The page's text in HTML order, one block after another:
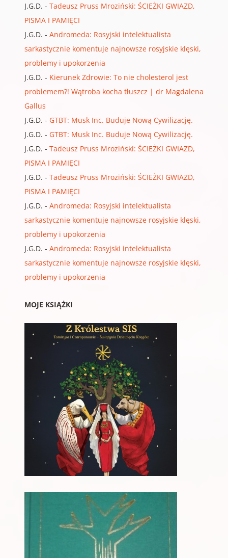
J.G.D. - Tadeusz Pruss Mroziński: ŚCIEŻKI GWIAZD,
PISMA I PAMIĘCI
J.G.D. - Andromeda: Rosyjski intelektualista
sarkastycznie komentuje najnowsze rosyjskie klęski,
problemy i upokorzenia
J.G.D. - Kierunek Zdrowie: To nie cholesterol jest
problemem?! Wątroba kocha tłuszcz | dr Magdalena
Gallus
J.G.D. - GTBT: Musk Inc. Buduje Nową Cywilizację.
J.G.D. - GTBT: Musk Inc. Buduje Nową Cywilizację.
J.G.D. - Tadeusz Pruss Mroziński: ŚCIEŻKI GWIAZD,
PISMA I PAMIĘCI
J.G.D. - Tadeusz Pruss Mroziński: ŚCIEŻKI GWIAZD,
PISMA I PAMIĘCI
J.G.D. - Andromeda: Rosyjski intelektualista
sarkastycznie komentuje najnowsze rosyjskie klęski,
problemy i upokorzenia
J.G.D. - Andromeda: Rosyjski intelektualista
sarkastycznie komentuje najnowsze rosyjskie klęski,
problemy i upokorzenia
MOJE KSIĄŻKI